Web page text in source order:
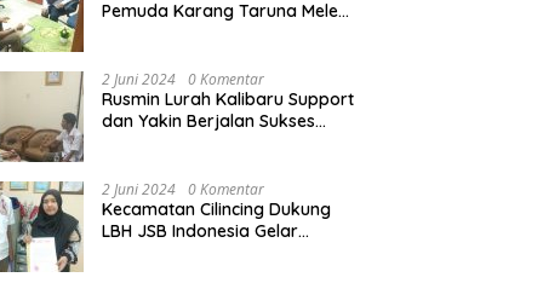
Pemuda Karang Taruna Melek
Diadakan LBH JSB Indonesia
2 Juni 2024 0 Komentar
Rusmin Lurah Kalibaru Support
dan Yakin Berjalan Sukses
Taruna di Jakarta Utara
2 Juni 2024 0 Komentar
Kecamatan Cilincing Dukung
LBH JSB Indonesia Gelar